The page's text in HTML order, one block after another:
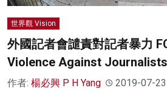
世界觀 Vision
外國記者會譴責對記者暴力
Violence Against Journalists
作者: 楊必興 P H Yang 2019-07-23